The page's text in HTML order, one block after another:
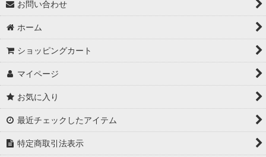
↓ 特集 ↓
★最大６０％OFF SALE★
★BODYコレクション！
★Ethical Life Goods:エシカルライフ商品
★Original Select
お問い合わせ
ホーム
ショッピングカート
マイページ
お気に入り
最近チェックしたアイテム
特定商取引法表示